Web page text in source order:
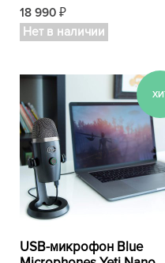
18 990 ₽
Нет в наличии
USB-микрофон Blue